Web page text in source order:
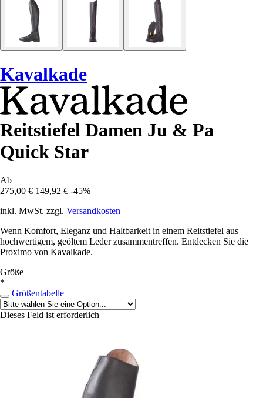
Kavalkade
Reitstiefel Damen Ju & Pa
Quick Star
Ab
275,00 € 149,92 € -45%
inkl. MwSt. zzgl. Versandkosten
Wenn Komfort, Eleganz und Haltbarkeit in einem Reitstiefel aus
hochwertigem, geöltem Leder zusammentreffen. Entdecken Sie die
Proximo von Kavalkade.
Größe
*
Größentabelle
Dieses Feld ist erforderlich